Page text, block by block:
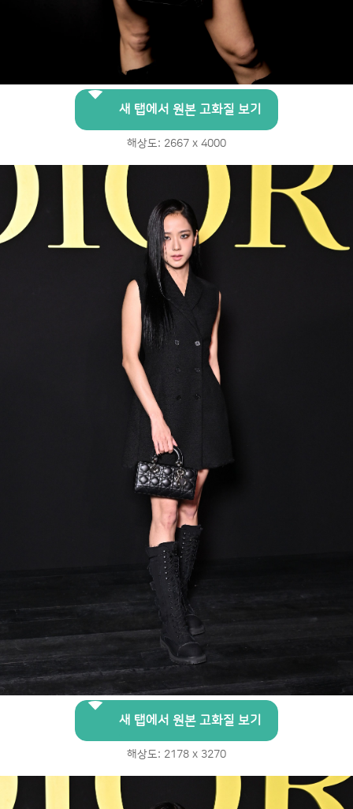
새 탭에서 원본 고화질 보기
해상도: 2667 x 4000
새 탭에서 원본 고화질 보기
해상도: 2178 x 3270